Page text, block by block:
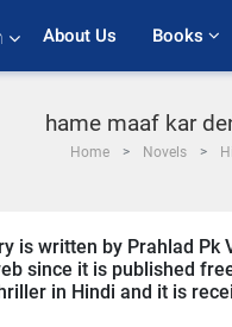
About Us Books
hame maaf kar
Home Novels
is written by Prahlad Pk
since it is published
in Hindi and it is